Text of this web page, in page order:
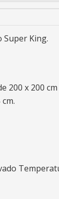
Super King.
200 x 200 cm